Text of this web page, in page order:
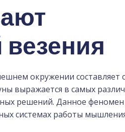
окружении составляет
выражается в самых
решений. Данное
системах работы